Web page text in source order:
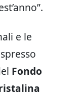
e le
Fondo